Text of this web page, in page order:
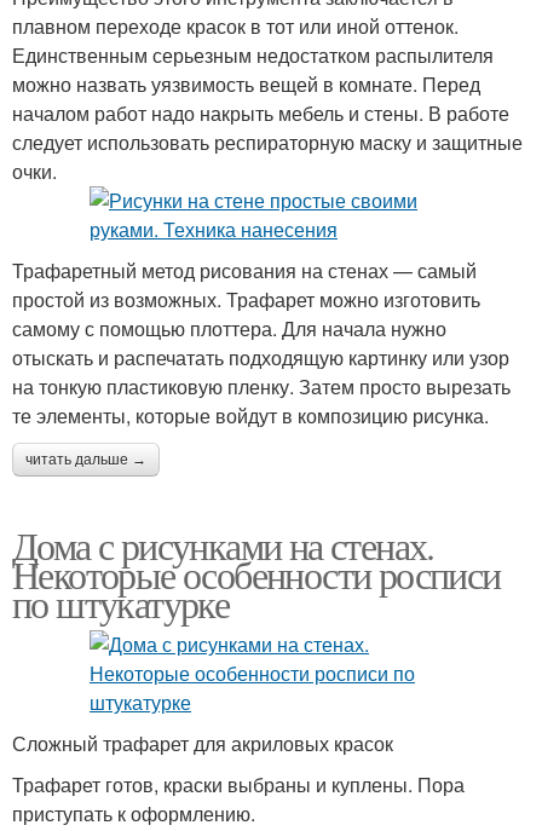
плавном переходе красок в тот или иной оттенок.
Единственным серьезным недостатком распылителя
можно назвать уязвимость вещей в комнате. Перед
началом работ надо накрыть мебель и стены. В работе
следует использовать респираторную маску и защитные
очки.
Трафаретный метод рисования на стенах — самый
простой из возможных. Трафарет можно изготовить
самому с помощью плоттера. Для начала нужно
отыскать и распечатать подходящую картинку или узор
на тонкую пластиковую пленку. Затем просто вырезать
те элементы, которые войдут в композицию рисунка.
читать дальше →
Дома с рисунками на стенах.
Некоторые особенности росписи
по штукатурке
Сложный трафарет для акриловых красок
Трафарет готов, краски выбраны и куплены. Пора
приступать к оформлению.